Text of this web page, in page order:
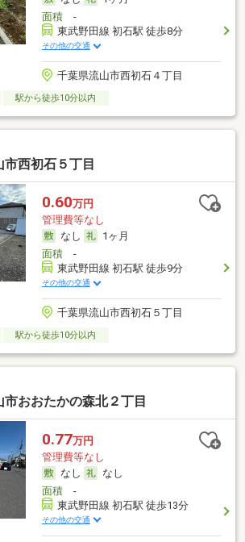
面積-
東武野田線 初石駅 徒歩8分
その他の交通
千葉県流山市西初石４丁目
駅から徒歩10分以内
市西初石５丁目
0.60万円
管理費等なし
なし
1ヶ月
面積-
東武野田線 初石駅 徒歩9分
その他の交通
千葉県流山市西初石５丁目
駅から徒歩10分以内
市おおたかの森北２丁目
0.77万円
管理費等なし
なし
なし
面積-
東武野田線 初石駅 徒歩13分
その他の交通